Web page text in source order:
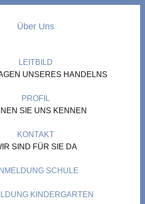
Über Uns
LEITBILD
UNSERES HANDELNS
PROFIL
SIE UNS KENNEN
KONTAKT
SIND FÜR SIE DA
SCHULE
KINDERGARTEN